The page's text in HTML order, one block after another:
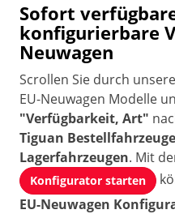
Sofort
konfigurierbare
Neuwagen
Scrollen Sie durch
EU-Neuwagen Modelle
"Verfügbarkeit, Art"
Tiguan
Lagerfahrzeugen. Mit
Konfigurator starten
EU-Neuwagen